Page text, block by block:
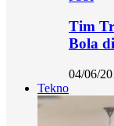
Tim
Bola
04/06/
Tekno